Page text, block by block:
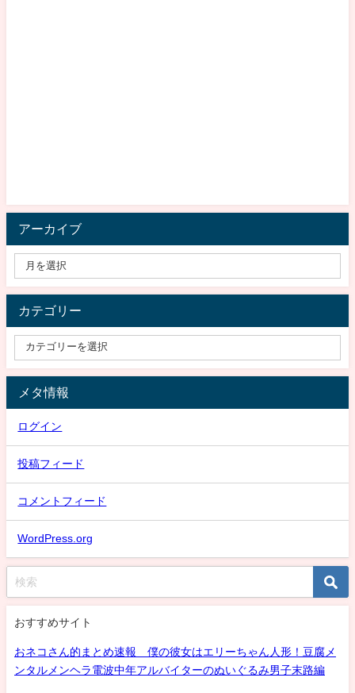
アーカイブ
カテゴリー
メタ情報
ログイン
投稿フィード
コメントフィード
WordPress.org
おすすめサイト
おネコさん的まとめ速報 僕の彼女はエリーちゃん人形！豆腐メ
ンタルメンヘラ電波中年アルバイターのぬいぐるみ男子末路編